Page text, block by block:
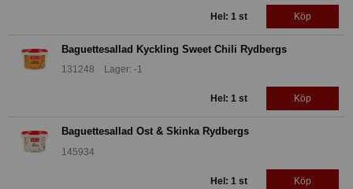
Hel: 1 st Köp
Baguettesallad Kyckling Sweet Chili Rydbergs
131248 Lager: -1
Hel: 1 st Köp
Baguettesallad Ost & Skinka Rydbergs
145934
Hel: 1 st Köp